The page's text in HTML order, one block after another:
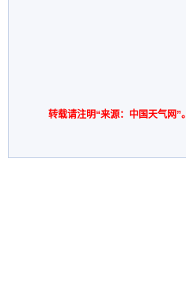
转载请注明“来源：中国天气网”。